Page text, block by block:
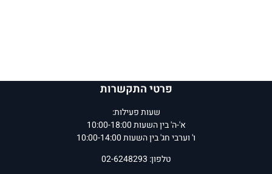
פרטי התקשרות
שעות פעילות:
א'-ה' בין השעות 10:00-18:00
ו' וערבי חג' בין השעות 10:00-14:00
טלפון: 02-6248293